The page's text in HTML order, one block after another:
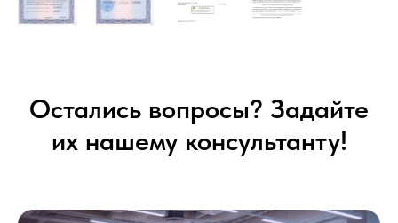
Остались вопросы? Задайте
их нашему консультанту!